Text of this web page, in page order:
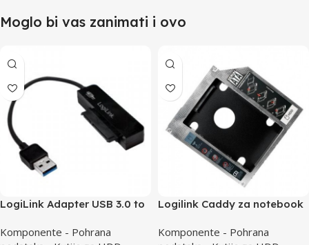
Moglo bi vas zanimati i ovo
LogiLink Adapter USB 3.0 to
Komponente - Pohrana
Logilink Caddy za notebook
AD0017
Komponente - Pohrana